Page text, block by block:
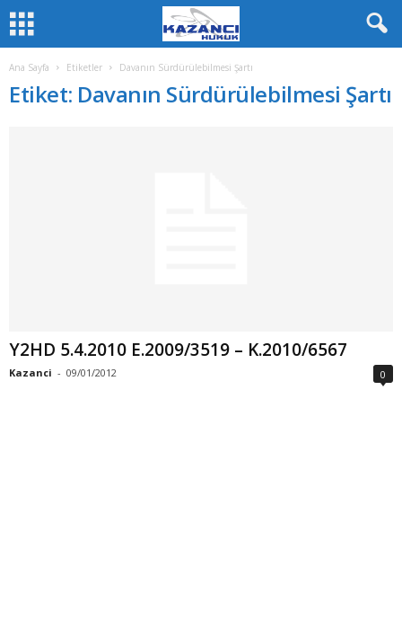
Ana Sayfa Etiketler Davanın Sürdürülebilmesi Şartı
Etiket: Davanın Sürdürülebilmesi Şartı
Y2HD 5.4.2010 E.2009/3519 – K.2010/6567
Kazanci - 09/01/2012 0